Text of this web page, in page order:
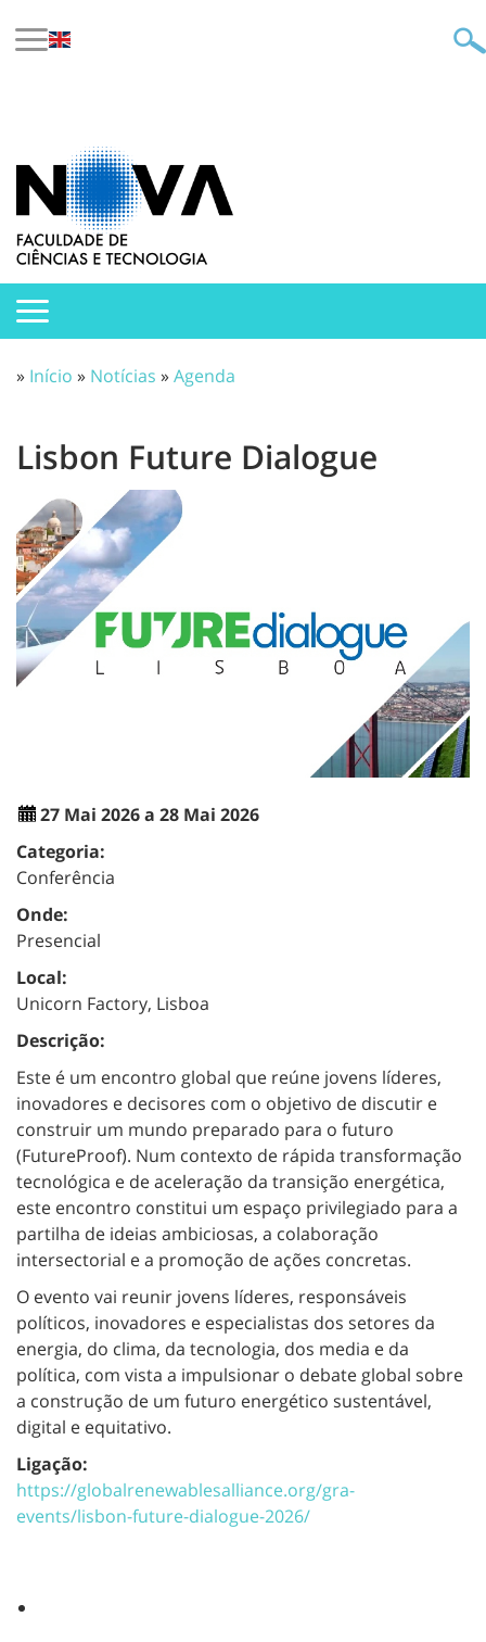
» Início » Notícias »Agenda
Lisbon Future Dialogue
27 Mai 2026 a 28 Mai 2026
Categoria:
Conferência
Onde:
Presencial
Local:
Unicorn Factory, Lisboa
Descrição:
Este é um encontro global que reúne jovens líderes,
inovadores e decisores com o objetivo de discutir e
construir um mundo preparado para o futuro
(FutureProof). Num contexto de rápida transformação
tecnológica e de aceleração da transição energética,
este encontro constitui um espaço privilegiado para a
partilha de ideias ambiciosas, a colaboração
intersectorial e a promoção de ações concretas.
O evento vai reunir jovens líderes, responsáveis
políticos, inovadores e especialistas dos setores da
energia, do clima, da tecnologia, dos media e da
política, com vista a impulsionar o debate global sobre
a construção de um futuro energético sustentável,
digital e equitativo.
Ligação:
https://globalrenewablesalliance.org/gra-
events/lisbon-future-dialogue-2026/